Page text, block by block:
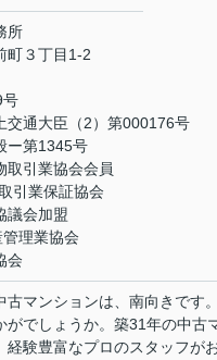
所
町３丁目1-2
号
通大臣（2）第000176号
ー第1345号
取引業協会会員
引業保証協会
議会加盟
理業協会
会
古マンションは、南向きで
がでしょうか。築31年の中
経験豊富なプロのスタッフ